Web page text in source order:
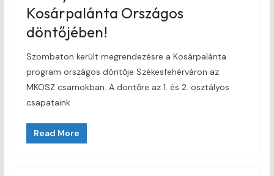
Kosárpalánta Országos
döntőjében!
Szombaton került megrendezésre a Kosárpalánta
program országos döntője Székesfehérváron az
MKOSZ csarnokban. A döntőre az 1. és 2. osztályos
csapataink
Read More